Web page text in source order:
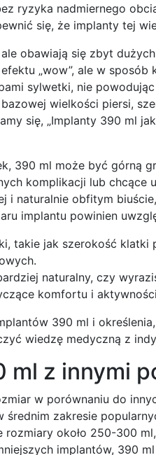
ryzyka nadmiernego
się, że implanty tej
obawiają się zbyt
„wow”, ale w
sylwetki, nie
wielkości piersi,
się, „Implanty 390 ml
390 ml może być górną
komplikacji lub chcące
i naturalnie obfitym
implantu powinien
takie jak szerokość klatki
naturalny, czy
komfortu i
390 ml i
wiedzę medyczną z
z innymi
w porównaniu do
średnim zakresie
około 250-300
implantów, 390